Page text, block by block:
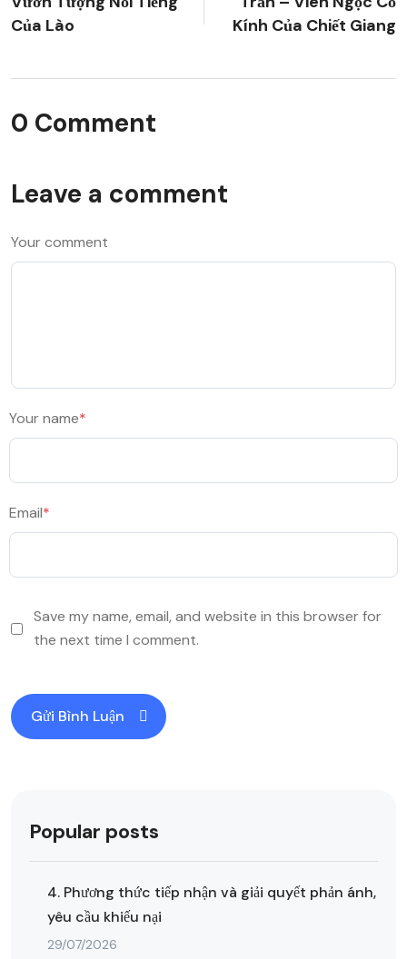
Của Lào
Kính Của Chiết Giang
0 Comment
Leave a comment
Your comment
Your name*
Email*
Save my name, email, and website in this browser for
the next time I comment.
Popular posts
4. Phương thức tiếp nhận và giải quyết phản ánh,
yêu cầu khiếu nại
29/07/2026